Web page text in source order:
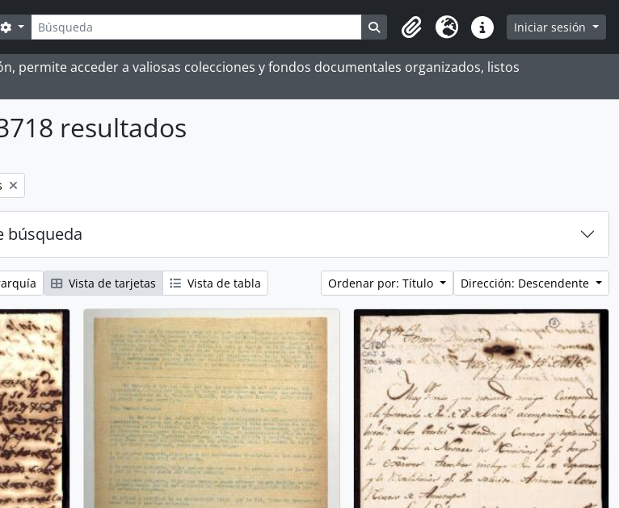
Search options Search in browse page
Portapapeles
Idioma Enlaces rápidos
Iniciar sesión
permite acceder a valiosas colecciones y fondos documentales organizados, listos
resultados
búsqueda
Vista de tarjetas Vista de tabla Ordenar por: Título Dirección: Descendente